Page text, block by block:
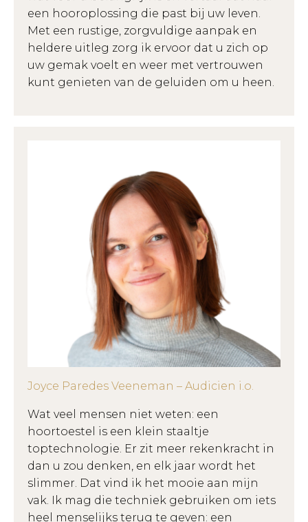
een hooroplossing die past bij uw leven.
Met een rustige, zorgvuldige aanpak en
heldere uitleg zorg ik ervoor dat u zich op
uw gemak voelt en weer met vertrouwen
kunt genieten van de geluiden om u heen.
Joyce Paredes Veeneman – Audicien i.o.
Wat veel mensen niet weten: een
hoortoestel is een klein staaltje
toptechnologie. Er zit meer rekenkracht in
dan u zou denken, en elk jaar wordt het
slimmer. Dat vind ik het mooie aan mijn
vak. Ik mag die techniek gebruiken om iets
heel menselijks terug te geven: een